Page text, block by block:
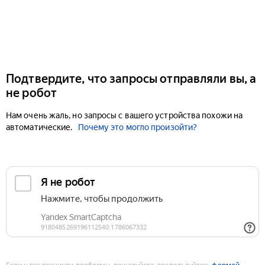
Подтвердите, что запросы отправляли вы, а
не робот
Нам очень жаль, но запросы с вашего устройства похожи на
автоматические.
Почему это могло произойти?